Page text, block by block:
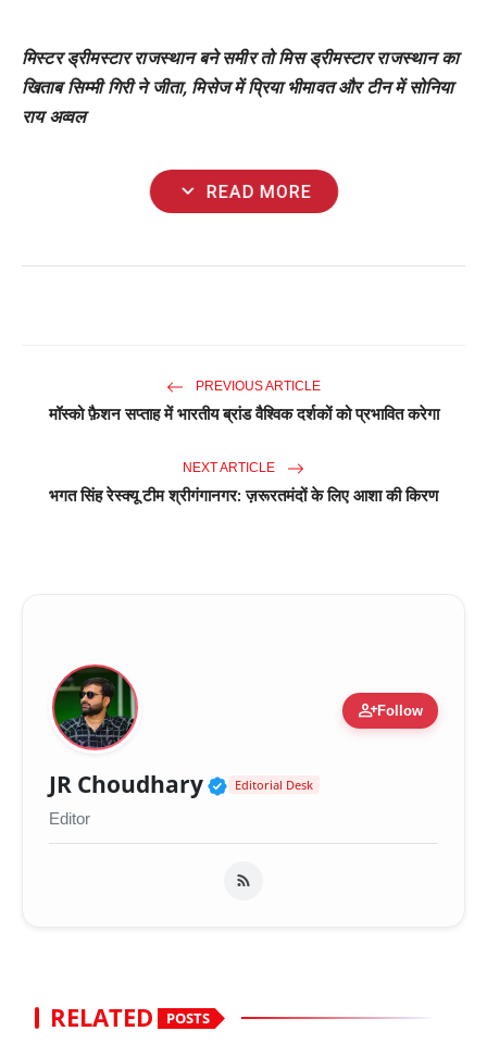
मिस्टर ड्रीमस्टार राजस्थान बने समीर तो मिस ड्रीमस्टार राजस्थान का
खिताब सिम्मी गिरी ने जीता, मिसेज में प्रिया भीमावत और टीन में सोनिया
राय अव्वल
expand_more READ MORE
PREVIOUS ARTICLE
मॉस्को फ़ैशन सप्ताह में भारतीय ब्रांड वैश्विक दर्शकों को प्रभावित करेगा
NEXT ARTICLE
भगत सिंह रेस्क्यू टीम श्रीगंगानगर: ज़रूरतमंदों के लिए आशा की किरण
person_addFollow
JR Choudhary Verified Public Figure
Editorial Desk
Editor
RELATED POSTS